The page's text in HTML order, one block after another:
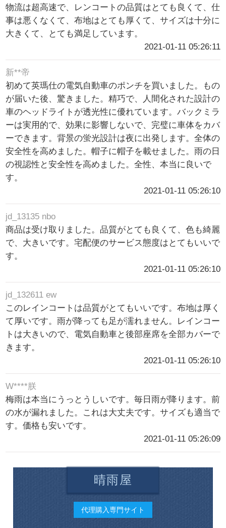
物流は超高速で、レンコートの品質はとても良くて、仕
事は悪くなくて、布地はとても厚くて、サイズは十分に
大きくて、とても満足しています。
2021-01-11 05:26:11
新**帝
初めて英瑪仕の電気自動車のポンチを買いました。もの
が届いた後、驚きました。精巧で、人間化された設計の
車のヘッドライトが透光性に優れています。バックミラ
ーは実用的で、効果に影響しないで、完璧に車体をカバ
ーできます。背景の蛍光設計は夜に出発します。全体の
安全性を高めました。帽子に帽子を載せました。雨の日
の視認性と安全性を高めました。全性、本当に良いで
す。
2021-01-11 05:26:10
jd_13135 nbo
商品は受け取りました。品質がとても良くて、色も綺麗
で、大きいです。宅配便のサービス態度はとてもいいで
す。
2021-01-11 05:26:10
jd_132611 ew
このレインコートは品質がとてもいいです。布地は厚く
て厚いです。雨が降っても足が濡れません。レインコー
トは大きいので、電気自動車と後部座席を全部カバーで
きます。
2021-01-11 05:26:10
W****朕
梅雨は本当にうっとうしいです。毎日雨が降ります。前
の水が漏れました。これは大丈夫です。サイズも適当で
す。価格も安いです。
2021-01-11 05:26:09
晴雨屋
代理購入専門サイト